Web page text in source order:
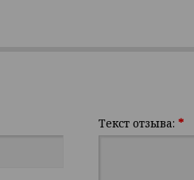
Текст отзыва: *